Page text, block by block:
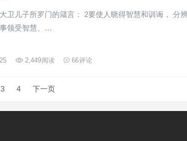
卫儿子所罗门的箴言： 2要使人晓得智慧和训诲， 分
领受智慧、…
2,449阅读 66评论
3 4 下一页